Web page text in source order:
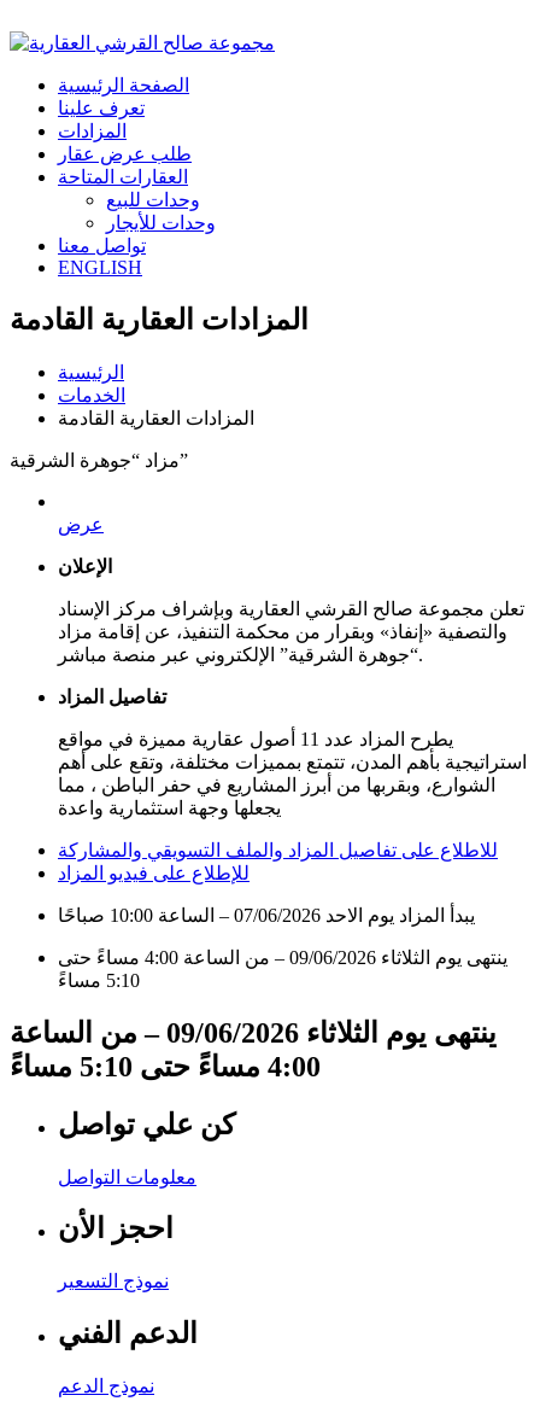
الصفحة الرئيسية
تعرف علينا
المزادات
طلب عرض عقار
العقارات المتاحة
وحدات للبيع
وحدات للأيجار
تواصل معنا
ENGLISH
المزادات العقارية القادمة
الرئيسية
الخدمات
المزادات العقارية القادمة
مزاد “جوهرة الشرقية”
عرض
الإعلان
تعلن مجموعة صالح القرشي العقارية وبإشراف مركز الإسناد
والتصفية «إنفاذ» وبقرار من محكمة التنفيذ، عن إقامة مزاد
“جوهرة الشرقية” الإلكتروني عبر منصة مباشر.
تفاصيل المزاد
يطرح المزاد عدد 11 أصول عقارية مميزة في مواقع
استراتيجية بأهم المدن، تتمتع بمميزات مختلفة، وتقع على أهم
الشوارع، وبقربها من أبرز المشاريع في حفر الباطن ، مما
يجعلها وجهة استثمارية واعدة
للاطلاع على تفاصيل المزاد والملف التسويقي والمشاركة
للإطلاع على فيديو المزاد
يبدأ المزاد يوم الاحد 07/06/2026 – الساعة 10:00 صباحًا
ينتهى يوم الثلاثاء 09/06/2026 – من الساعة 4:00 مساءً حتى
5:10 مساءً
ينتهى يوم الثلاثاء 09/06/2026 – من الساعة
4:00 مساءً حتى 5:10 مساءً
كن علي تواصل
معلومات التواصل
احجز الأن
نموذج التسعير
الدعم الفني
نموذج الدعم